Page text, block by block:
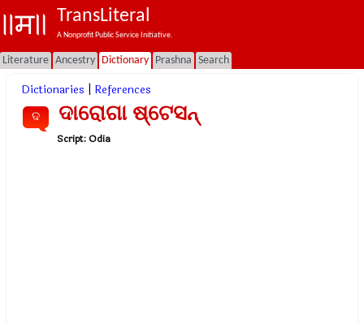
TransLiteral
A Nonprofit Public Service Initiative.
Literature Ancestry Dictionary Prashna Search
Dictionaries References
ଦ ଦାରୋଗା ଷ୍ଟେସନ୍
Script: Odia